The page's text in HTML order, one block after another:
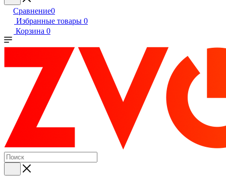
Сравнение0
Избранные товары 0
Корзина 0